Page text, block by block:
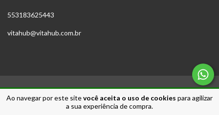
Ao navegar por este sitevocê aceita o uso de cookies para agilizar
a sua experiência de compra.
553183625443
vitahub@vitahub.com.br
Copyright Vitahub - 37157597000192 - 2026. Todos os direitos reservados.